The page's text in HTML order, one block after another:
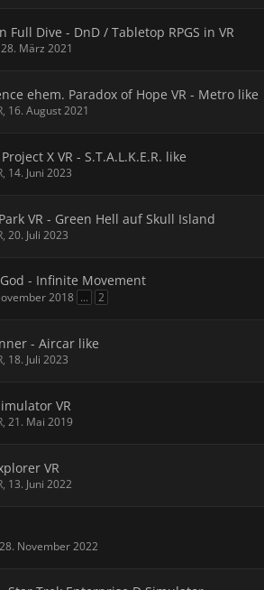
Full Dive - DnD / Tabletop RPGS in VR
28. März 2021
ehem. Paradox of Hope VR - Metro like
, 16. August 2021
X VR - S.T.A.L.K.E.R. like
, 14. Juni 2023
VR - Green Hell auf Skull Island
, 20. Juli 2023
- Infinite Movement
2018 ... 2
- Aircar like
, 18. Juli 2023
VR
, 21. Mai 2019
VR
, 13. Juni 2022
28. November 2022